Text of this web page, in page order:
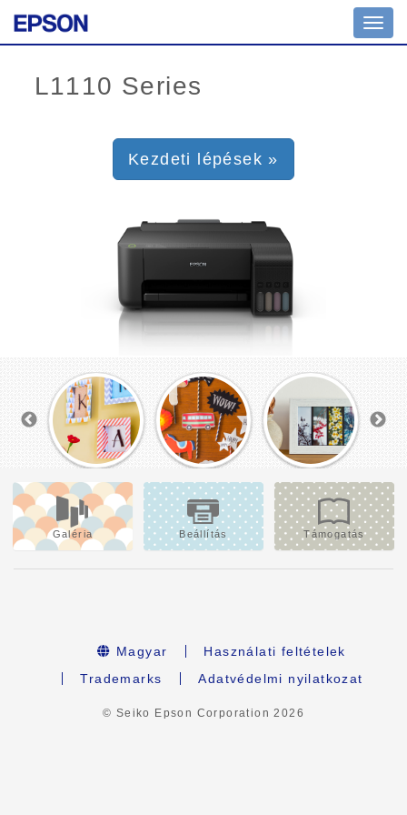
Kezdeti lépések »
Galéria Beállítás Támogatás
Magyar
Használati feltételek
Trademarks
Adatvédelmi nyilatkozat
© Seiko Epson Corporation2026